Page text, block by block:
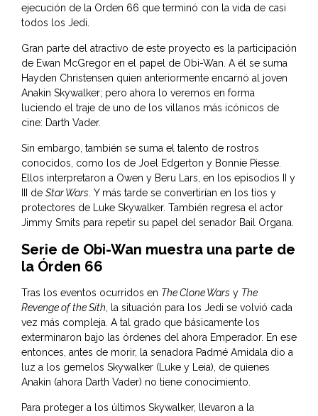
ejecución de la Orden 66 que terminó con la vida de casi
todos los Jedi.
Gran parte del atractivo de este proyecto es la participación
de Ewan McGregor en el papel de Obi-Wan. A él se suma
Hayden Christensen quien anteriormente encarnó al joven
Anakin Skywalker; pero ahora lo veremos en forma
luciendo el traje de uno de los villanos más icónicos de
cine: Darth Vader.
Sin embargo, también se suma el talento de rostros
conocidos, como los de Joel Edgerton y Bonnie Piesse.
Ellos interpretaron a Owen y Beru Lars, en los episodios II y
III de Star Wars. Y más tarde se convertirían en los tíos y
protectores de Luke Skywalker. También regresa el actor
Jimmy Smits para repetir su papel del senador Bail Organa.
Serie de Obi-Wan muestra una parte de
la Órden 66
Tras los eventos ocurridos en The Clone Wars y The
Revenge of the Sith, la situación para los Jedi se volvió cada
vez más compleja. A tal grado que básicamente los
exterminaron bajo las órdenes del ahora Emperador. En ese
entonces, antes de morir, la senadora Padmé Amidala dio a
luz a los gemelos Skywalker (Luke y Leia), de quienes
Anakin (ahora Darth Vader) no tiene conocimiento.
Para proteger a los últimos Skywalker, llevaron a la